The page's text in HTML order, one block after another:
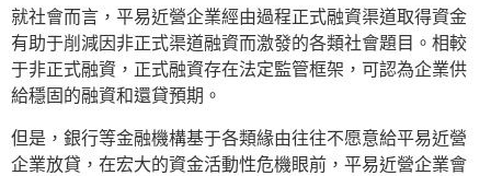
就社會而言，平易近營企業經由過程正式融資渠道取得資金
有助于削減因非正式渠道融資而激發的各類社會題目。相較
于非正式融資，正式融資存在法定監管框架，可認為企業供
給穩固的融資和還貸預期。
但是，銀行等金融機構基于各類緣由往往不愿意給平易近營
企業放貸，在宏大的資金活動性危機眼前，平易近營企業會